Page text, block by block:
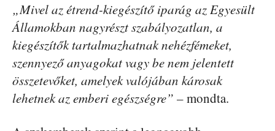
„Mivel az étrend-kiegészítő iparág az Egyesült
Államokban nagyrészt szabályozatlan, a
kiegészítők tartalmazhatnak nehézfémeket,
szennyező anyagokat vagy be nem jelentett
összetevőket, amelyek valójában károsak
lehetnek az emberi egészségre” – mondta.